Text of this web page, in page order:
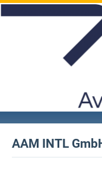
AAM INTL